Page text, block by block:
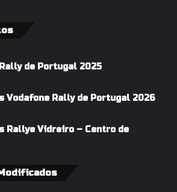
de Portugal 2025
Vodafone Rally de Portugal 2026
Rallye Vidreiro – Centro de